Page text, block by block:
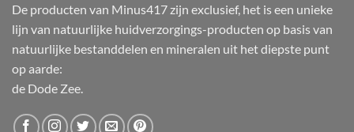
De producten van Minus417 zijn exclusief, het is een unieke
lijn van natuurlijke huidverzorgings-producten op basis van
natuurlijke bestanddelen en mineralen uit het diepste punt
op aarde:
de Dode Zee.